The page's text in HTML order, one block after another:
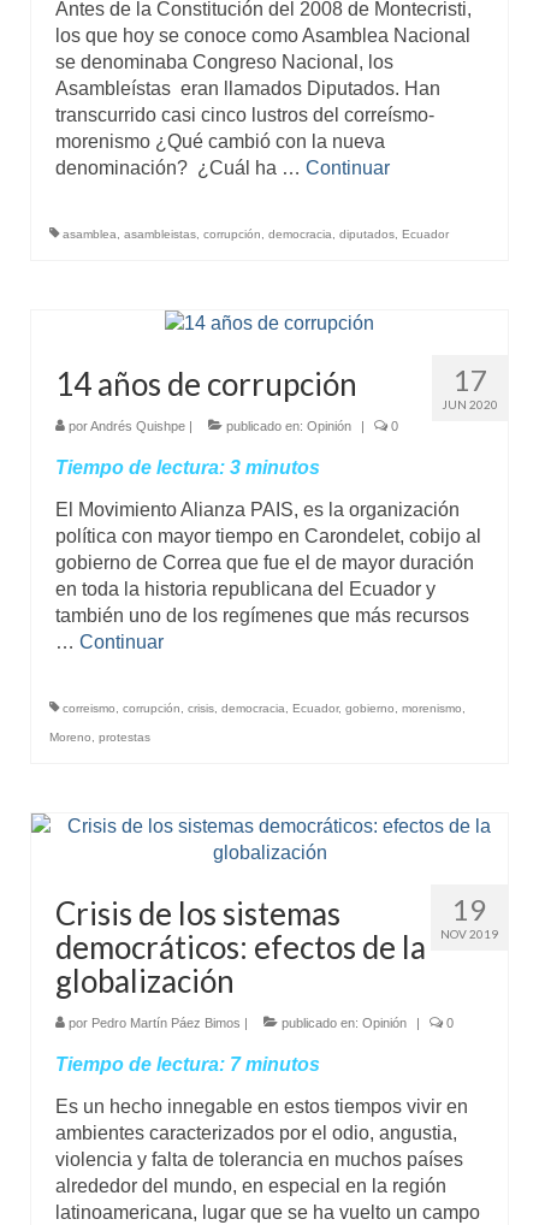
Antes de la Constitución del 2008 de Montecristi,
los que hoy se conoce como Asamblea Nacional
se denominaba Congreso Nacional, los
Asambleístas eran llamados Diputados. Han
transcurrido casi cinco lustros del correísmo-
morenismo ¿Qué cambió con la nueva
denominación? ¿Cuál ha … Continuar
asamblea asambleistas corrupción democracia diputados Ecuador
17
JUN 2020
14 años de corrupción
porAndrés Quishpe publicado en: Opinión 0
Tiempo de lectura: 3 minutos
El Movimiento Alianza PAIS, es la organización
política con mayor tiempo en Carondelet, cobijo al
gobierno de Correa que fue el de mayor duración
en toda la historia republicana del Ecuador y
también uno de los regímenes que más recursos
… Continuar
correismo, corrupción, crisis, democracia, Ecuador, gobierno, morenismo,
Moreno, protestas
19
NOV 2019
Crisis de los sistemas
democráticos: efectos de la
globalización
por Pedro Martín Páez Bimos publicado en: Opinión 0
Tiempo de lectura: 7 minutos
Es un hecho innegable en estos tiempos vivir en
ambientes caracterizados por el odio, angustia,
violencia y falta de tolerancia en muchos países
alrededor del mundo, en especial en la región
latinoamericana, lugar que se ha vuelto un campo